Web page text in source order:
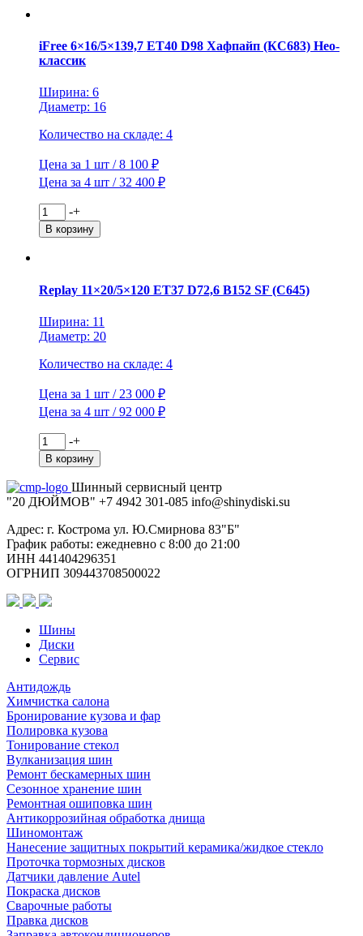
D66,6
MR117
SF
MB001)
iFree 6×16/5×139,7 ET40 D98 Хафпайп (КС683) Нео-
классик
Ширина: 6
Диаметр: 16
Количество на складе: 4
Цена за 1 шт / 8 100 ₽
Цена за 4 шт / 32 400 ₽
Количество
товара
iFree
D98
Хафпайп
Нео-
классик
-+
В корзину
Replay 11×20/5×120 ET37 D72,6 B152 SF (C645)
Ширина: 11
Диаметр: 20
Количество на складе: 4
Цена за 1 шт / 23 000 ₽
Цена за 4 шт / 92 000 ₽
Количество
товара
Replay
11x20/5x120
ET37
B152
SF
(C645)
-+
В корзину
Шинный сервисный центр
"20 ДЮЙМОВ" +7 4942 301-085 info@shinydiski.su
Адрес: г. Кострома ул. Ю.Смирнова 83"Б"
График работы: ежедневно с 8:00 до 21:00
ИНН 441404296351
ОГРНИП 309443708500022
Шины
Диски
Сервис
Антидождь
Химчистка салона
Бронирование кузова и фар
Полировка кузова
Тонирование стекол
Вулканизация шин
Ремонт бескамерных шин
Сезонное хранение шин
Ремонтная ошиповка шин
Антикоррозийная обработка днища
Шиномонтаж
Нанесение защитных покрытий керамика/жидкое стекло
Проточка тормозных дисков
Датчики давление Autel
Покраска дисков
Сварочные работы
Правка дисков